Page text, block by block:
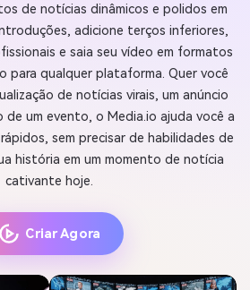
de notícias dinâmicos e polidos em
adicione terços inferiores,
e saia seu vídeo em formatos
para qualquer plataforma. Quer você
de notícias virais, um anúncio
de um evento, o Media.io ajuda você a
sem precisar de habilidades de
história em um momento de notícia
cativante hoje.
Criar Agora